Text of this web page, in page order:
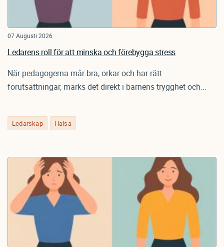
Ledarskap Hälsa
07 Augusti 2026
Ledarens roll för att minska och förebygga stress
När pedagogerna mår bra, orkar och har rätt
förutsättningar, märks det direkt i barnens trygghet och...